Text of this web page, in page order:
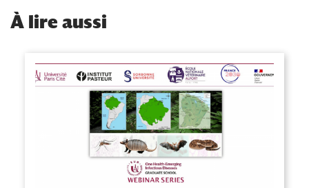
À lire aussi